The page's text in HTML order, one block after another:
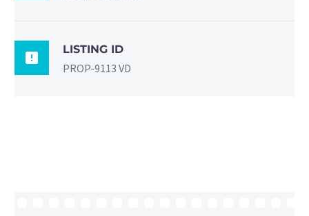

LISTING ID
PROP-9113 VD